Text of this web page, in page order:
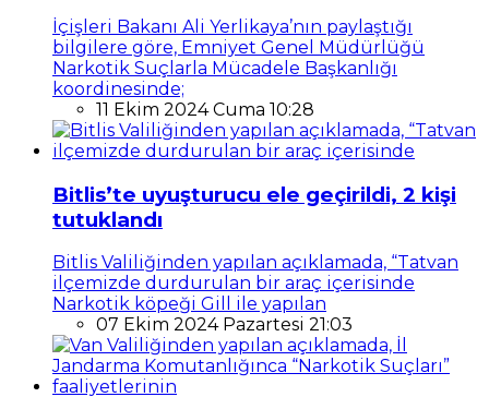
İçişleri Bakanı Ali Yerlikaya’nın paylaştığı
bilgilere göre, Emniyet Genel Müdürlüğü
Narkotik Suçlarla Mücadele Başkanlığı
koordinesinde;
11 Ekim 2024 Cuma 10:28
Bitlis’te uyuşturucu ele geçirildi, 2 kişi
tutuklandı
Bitlis Valiliğinden yapılan açıklamada, “Tatvan
ilçemizde durdurulan bir araç içerisinde
Narkotik köpeği Gill ile yapılan
07 Ekim 2024 Pazartesi 21:03